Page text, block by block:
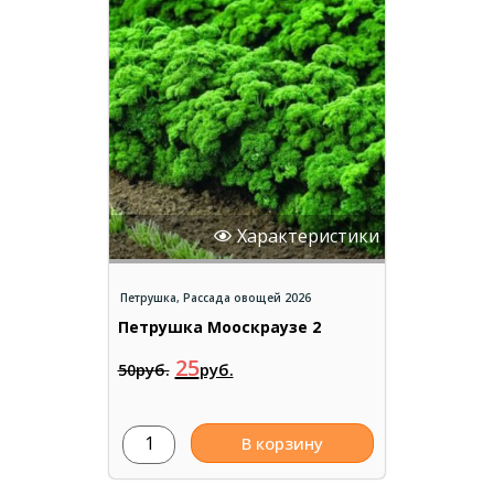
Характеристики
Петрушка, Рассада овощей 2026
Петрушка Мооскраузе 2
50руб. 25руб.
В корзину